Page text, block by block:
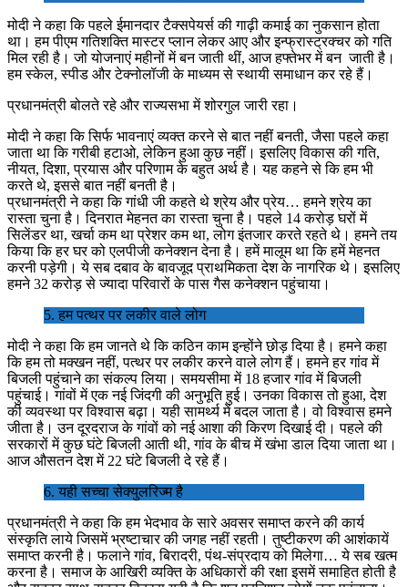
मोदी ने कहा कि पहले ईमानदार टैक्सपेयर्स की गाढ़ी कमाई का नुकसान होता
था। हम पीएम गतिशक्ति मास्टर प्लान लेकर आए और इन्फ्रास्ट्रक्चर को गति
मिल रही है। जो योजनाएं महीनों में बन जाती थीं, आज हफ्तेभर में बन जाती है।
हम स्केल, स्पीड और टेक्नोलॉजी के माध्यम से स्थायी समाधान कर रहे हैं।
प्रधानमंत्री बोलते रहे और राज्यसभा में शोरगुल जारी रहा।
मोदी ने कहा कि सिर्फ भावनाएं व्यक्त करने से बात नहीं बनती, जैसा पहले कहा
जाता था कि गरीबी हटाओ, लेकिन हुआ कुछ नहीं। इसलिए विकास की गति,
नीयत, दिशा, प्रयास और परिणाम के बहुत अर्थ है। यह कहने से कि हम भी
करते थे, इससे बात नहीं बनती है।
प्रधानमंत्री ने कहा कि गांधी जी कहते थे श्रेय और प्रेय… हमने श्रेय का
रास्ता चुना है। दिनरात मेहनत का रास्ता चुना है। पहले 14 करोड़ घरों में
सिलेंडर था, खर्चा कम था प्रेशर कम था, लोग इंतजार करते रहते थे। हमने तय
किया कि हर घर को एलपीजी कनेक्शन देना है। हमें मालूम था कि हमें मेहनत
करनी पड़ेगी। ये सब दबाव के बावजूद प्राथमिकता देश के नागरिक थे। इसलिए
हमने 32 करोड़ से ज्यादा परिवारों के पास गैस कनेक्शन पहुंचाया।
5. हम पत्थर पर लकीर वाले लोग
मोदी ने कहा कि हम जानते थे कि कठिन काम इन्होंने छोड़ दिया है। हमने कहा
कि हम तो मक्खन नहीं, पत्थर पर लकीर करने वाले लोग हैं। हमने हर गांव में
बिजली पहुंचाने का संकल्प लिया। समयसीमा में 18 हजार गांव में बिजली
पहुंचाई। गांवों में एक नई जिंदगी की अनुभूति हुई। उनका विकास तो हुआ, देश
की व्यवस्था पर विश्वास बढ़ा। यही सामर्थ्य में बदल जाता है। वो विश्वास हमने
जीता है। उन दूरदराज के गांवों को नई आशा की किरण दिखाई दी। पहले की
सरकारों में कुछ घंटे बिजली आती थी, गांव के बीच में खंभा डाल दिया जाता था।
आज औसतन देश में 22 घंटे बिजली दे रहे हैं।
6. यही सच्चा सेक्युलरिज्म है
प्रधानमंत्री ने कहा कि हम भेदभाव के सारे अवसर समाप्त करने की कार्य
संस्कृति लाये जिसमें भ्रष्टाचार की जगह नहीं रहती। तुष्टीकरण की आशंकायें
समाप्त करनी है। फलाने गांव, बिरादरी, पंथ-संप्रदाय को मिलेगा… ये सब खत्म
करना है। समाज के आखिरी व्यक्ति के अधिकारों की रक्षा इसमें समाहित होती है